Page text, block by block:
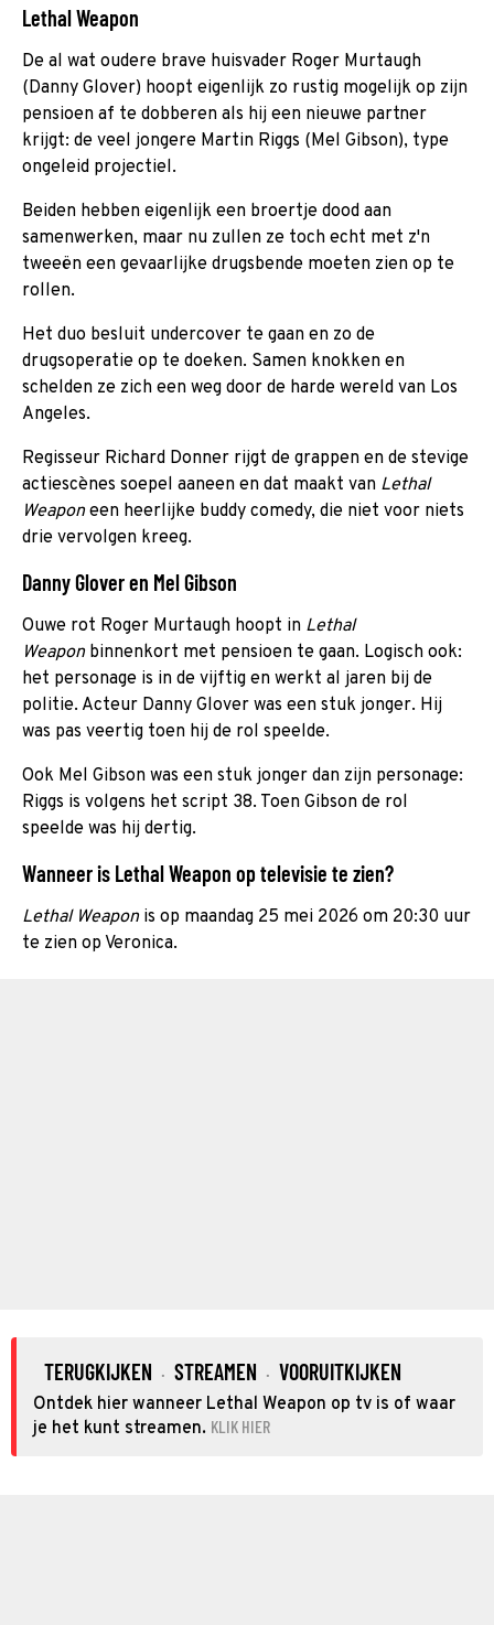
Lethal Weapon
De al wat oudere brave huisvader Roger Murtaugh
(Danny Glover) hoopt eigenlijk zo rustig mogelijk op zijn
pensioen af te dobberen als hij een nieuwe partner
krijgt: de veel jongere Martin Riggs (Mel Gibson), type
ongeleid projectiel.
Beiden hebben eigenlijk een broertje dood aan
samenwerken, maar nu zullen ze toch echt met z'n
tweeën een gevaarlijke drugsbende moeten zien op te
rollen.
Het duo besluit undercover te gaan en zo de
drugsoperatie op te doeken. Samen knokken en
schelden ze zich een weg door de harde wereld van Los
Angeles.
Regisseur Richard Donner rijgt de grappen en de stevige
actiescènes soepel aaneen en dat maakt van Lethal
Weaponeen heerlijke buddy comedy, die niet voor niets
drie vervolgen kreeg.
Danny Glover en Mel Gibson
Ouwe rot Roger Murtaugh hoopt in Lethal
Weapon binnenkort met pensioen te gaan. Logisch ook:
het personage is in de vijftig en werkt al jaren bij de
politie. Acteur Danny Glover was een stuk jonger. Hij
was pas veertig toen hij de rol speelde.
Ook Mel Gibson was een stuk jonger dan zijn personage:
Riggs is volgens het script 38. Toen Gibson de rol
speelde was hij dertig.
Wanneer is Lethal Weapon op televisie te zien?
Lethal Weaponis op maandag 25 mei 2026 om 20:30 uur
te zien op Veronica.
TERUGKIJKEN · STREAMEN · VOORUITKIJKEN
Ontdek hier wanneer Lethal Weapon op tv is of waar
je het kunt streamen. KLIK HIER